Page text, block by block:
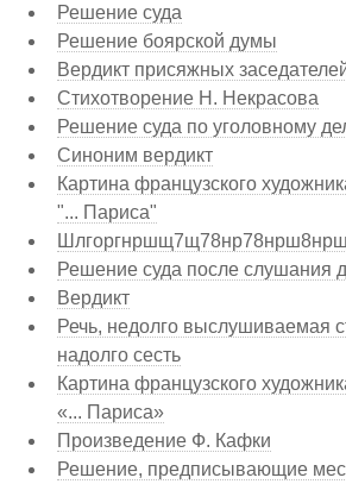
Решение суда
Решение боярской думы
Вердикт присяжных
Стихотворение Н. Некрасова
Решение суда по уголовному
Синоним вердикт
Картина французского
"... Париса"
Решение суда после слушания
Вердикт
Речь, недолго выслушиваемая
надолго сесть
Картина французского
«... Париса»
Произведение Ф. Кафки
Решение, предписывающие